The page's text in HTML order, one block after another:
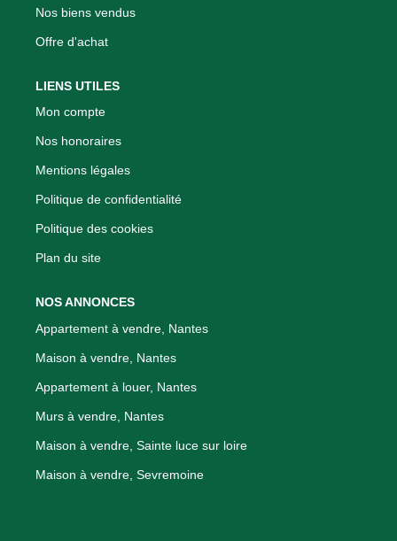
Nos biens vendus
Offre d'achat
LIENS UTILES
Mon compte
Nos honoraires
Mentions légales
Politique de confidentialité
Politique des cookies
Plan du site
NOS ANNONCES
Appartement à vendre, Nantes
Maison à vendre, Nantes
Appartement à louer, Nantes
Murs à vendre, Nantes
Maison à vendre, Sainte luce sur loire
Maison à vendre, Sevremoine